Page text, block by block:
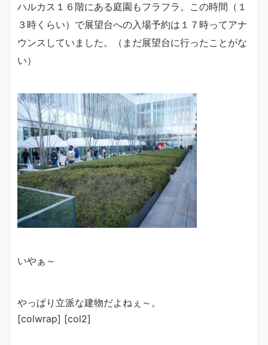
ハルカス１６階にある庭園もフラフラ。この時間（１
３時くらい）で展望台への入場予約は１７時ってアナ
ウンスしていました。（まだ展望台に行ったことがな
い）
いやぁ～
やっぱり立派な建物だよねぇ～。
[colwrap] [col2]